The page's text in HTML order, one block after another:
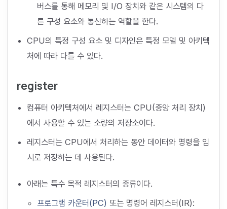
버스를 통해 메모리 및 I/O 장치와 같은 시스템의 다
른 구성 요소와 통신하는 역할을 한다.
CPU의 특정 구성 요소 및 디자인은 특정 모델 및 아키텍
처에 따라 다를 수 있다.
register
컴퓨터 아키텍처에서 레지스터는 CPU(중앙 처리 장치)
에서 사용할 수 있는 소량의 저장소이다.
레지스터는 CPU에서 처리하는 동안 데이터와 명령을 임
시로 저장하는 데 사용된다.
아래는 특수 목적 레지스터의 종류이다.
프로그램 카운터(PC) 또는 명령어 레지스터(IR):